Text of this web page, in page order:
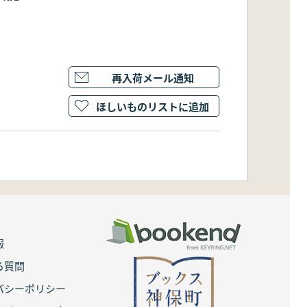
再入荷メール通知
ほしいものリストに追加
質問
シーポリシー